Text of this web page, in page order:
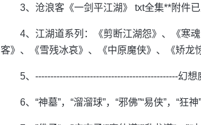
3、沧浪客《一剑平江湖》 txt全集**附件
4、江湖道系列：《剪断江湖怨》、《寒
客》、《雪残冰哀》、《中原魔侠》、《矫龙
5、-----------------------------------------------幻
6、“神墓”，“溜溜球”，“邪佛”“易侠”，“狂